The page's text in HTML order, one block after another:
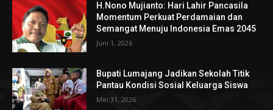
H.Nono Mujianto: Hari Lahir Pancasila
Momentum Perkuat Perdamaian dan
Semangat Menuju Indonesia Emas 2045
Juni 1, 2026
Bupati Lumajang Jadikan Sekolah Titik
Pantau Kondisi Sosial Keluarga Siswa
Mei 31, 2026